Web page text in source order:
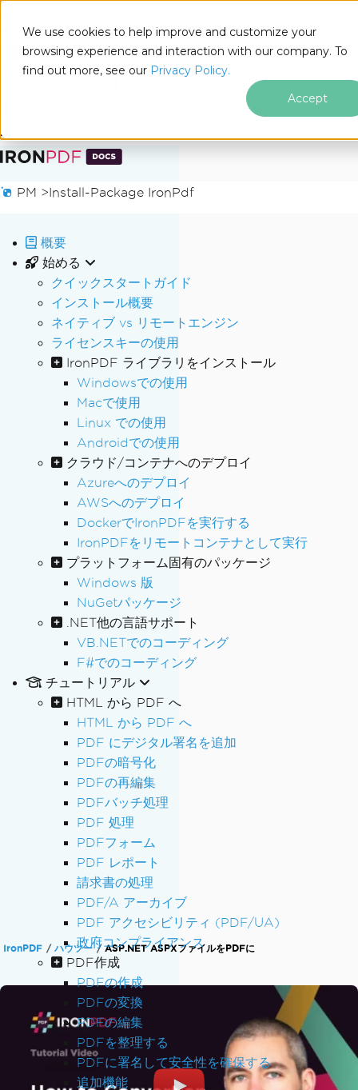
We use cookies to help improve and customize your
browsing experience and interaction with our company. To
find out more, see our Privacy Policy.
Accept
フッターコンテンツにスキップ
Docs
PM >Install-Package IronPdf
概要
始める
クイックスタートガイド
インストール概要
ネイティブ vs リモートエンジン
ライセンスキーの使用
IronPDF ライブラリをインストール
Windowsでの使用
Macで使用
Linux での使用
Androidでの使用
クラウド/コンテナへのデプロイ
Azureへのデプロイ
AWSへのデプロイ
DockerでIronPDFを実行する
IronPDFをリモートコンテナとして実行
プラットフォーム固有のパッケージ
Windows 版
NuGetパッケージ
.NET他の言語サポート
VB.NETでのコーディング
F#でのコーディング
チュートリアル
HTML から PDF へ
HTML から PDF へ
PDF にデジタル署名を追加
PDFの暗号化
PDFの再編集
PDFバッチ処理
PDF 処理
PDFフォーム
PDF レポート
請求書の処理
PDF/A アーカイブ
PDF アクセシビリティ (PDF/UA)
政府コンプライアンス
PDF作成
PDFの作成
PDFの変換
PDFの編集
PDFを整理する
PDFに署名して安全性を確保する
追加機能
IronPDF ハウツー ASP.NET ASPXファイルをPDFに